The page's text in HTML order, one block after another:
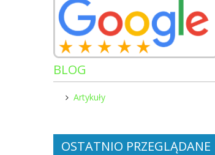
BLOG
Artykuły
OSTATNIO PRZEGLĄDANE